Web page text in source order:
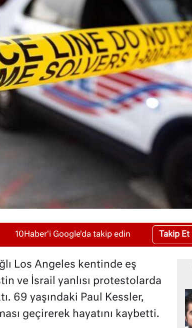
10Haber'i Google'da takip edin Takip Et
Los Angeles kentinde eş
ve İsrail yanlısı protestolarda
69 yaşındaki Paul Kessler,
geçirerek hayatını kaybetti.